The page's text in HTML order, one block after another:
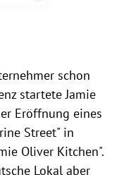
schon
startete Jamie
Eröffnung eines
Street" in
Oliver Kitchen".
Lokal aber